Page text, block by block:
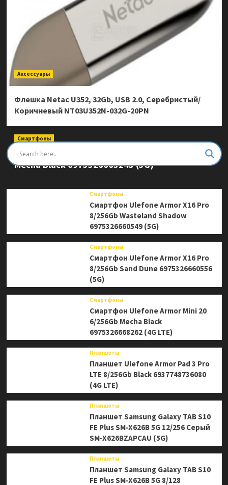
Аксессуары
Флешка Netac U352, 32Gb, USB 2.0, Серебристый/
Коричневый NT03U352N-032G-20PN
Смартфоны
Смартфон Ulefone Armor Mini 20 Pro 8/256Gb
Mecha Black 6975326663243 (5G)
Смартфоны
Смартфон Ulefone Armor X16 Pro
8/256Gb Wasteland Shadow
6975326660549 (5G)
Смартфоны
Смартфон Ulefone Armor X16 Pro
8/256Gb Sand Dune 6975326660556
(5G)
Смартфоны
Смартфон Ulefone Armor Mini 20
6/256Gb Mecha Black
6975326668262 (4G LTE)
Планшеты
Планшет Ulefone Armor Pad 3 Pro
LTE 8/256Gb Black 6937748736080
(4G LTE)
Планшеты
Планшет Samsung Galaxy TAB S10
FE Plus SM-X626B 5G 12/256 Серый
SM-X626BZAPCAU (5G)
Планшеты
Планшет Samsung Galaxy TAB S10
FE Plus SM-X626B 5G 8/128